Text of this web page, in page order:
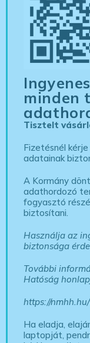
minden
Tisztelt
Fizetésnél
adatainak
A Kormány
adathordozó
fogyasztó
biztosítani.
Használja az
biztonsága
További
Hatóság
https://
Ha eladja,
laptopját,